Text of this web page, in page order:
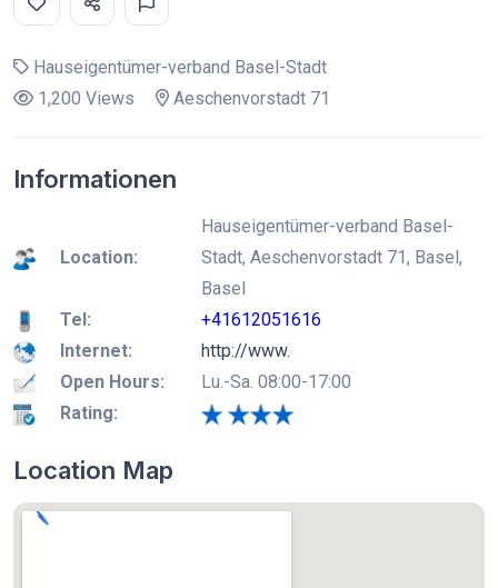
Hauseigentümer-verband Basel-Stadt
1,200 Views
Aeschenvorstadt 71
Informationen
Location:
Hauseigentümer-verband Basel-
Stadt, Aeschenvorstadt 71, Basel,
Basel
Tel:
+41612051616
Internet:
http://www.
Open Hours:
Lu.-Sa. 08:00-17:00
Rating:
Location Map